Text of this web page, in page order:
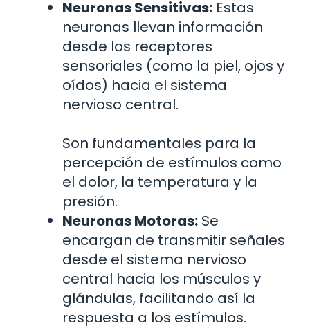
Neuronas Sensitivas: Estas
neuronas llevan información
desde los receptores
sensoriales (como la piel, ojos y
oídos) hacia el sistema
nervioso central.
Son fundamentales para la
percepción de estímulos como
el dolor, la temperatura y la
presión.
Neuronas Motoras: Se
encargan de transmitir señales
desde el sistema nervioso
central hacia los músculos y
glándulas, facilitando así la
respuesta a los estímulos.